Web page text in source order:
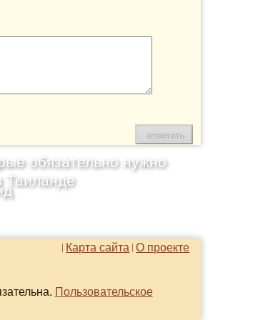
обязательно нужно
Таиланде
О проекте
Карта сайта
Пользовательское